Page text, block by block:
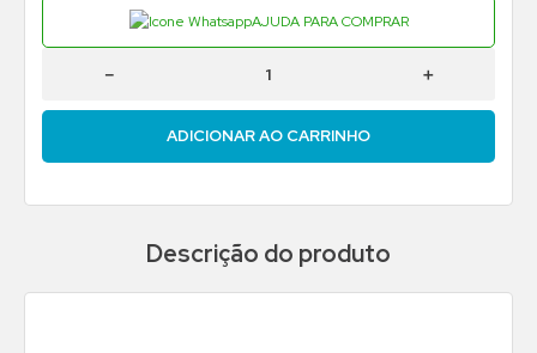
AJUDA PARA COMPRAR
＋
－
ADICIONAR AO CARRINHO
Descrição do produto